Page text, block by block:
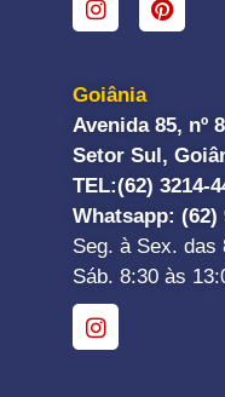
Goiânia
Avenida 85, nº
Setor Sul,
TEL:(62) 3214-
Whatsapp: (62)
Seg. à Sex. das
Sáb. 8:30 às